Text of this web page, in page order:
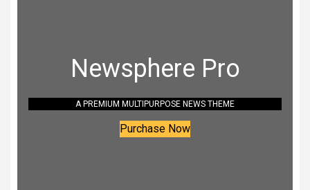
Newsphere Pro
A PREMIUM MULTIPURPOSE NEWS THEME
Purchase Now